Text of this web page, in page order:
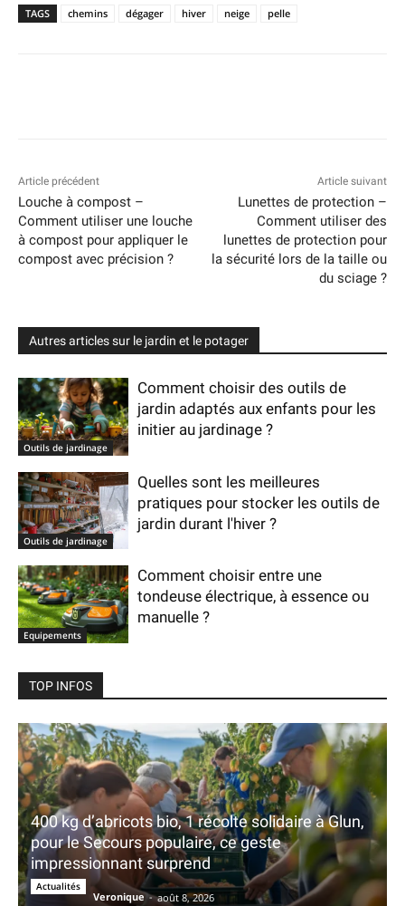
TAGS chemins dégager hiver neige pelle
Article précédent
Louche à compost –
Comment utiliser une louche
à compost pour appliquer le
compost avec précision ?
Article suivant
Lunettes de protection –
Comment utiliser des
lunettes de protection pour
la sécurité lors de la taille ou
du sciage ?
Autres articles sur le jardin et le potager
Outils de jardinage
Comment choisir des outils de
jardin adaptés aux enfants pour les
initier au jardinage ?
Outils de jardinage
Quelles sont les meilleures
pratiques pour stocker les outils de
jardin durant l'hiver ?
Equipements
Comment choisir entre une
tondeuse électrique, à essence ou
manuelle ?
TOP INFOS
400 kg d’abricots bio, 1 récolte solidaire à Glun,
pour le Secours populaire, ce geste
impressionnant surprend
Actualités
Veronique - août 8, 2026